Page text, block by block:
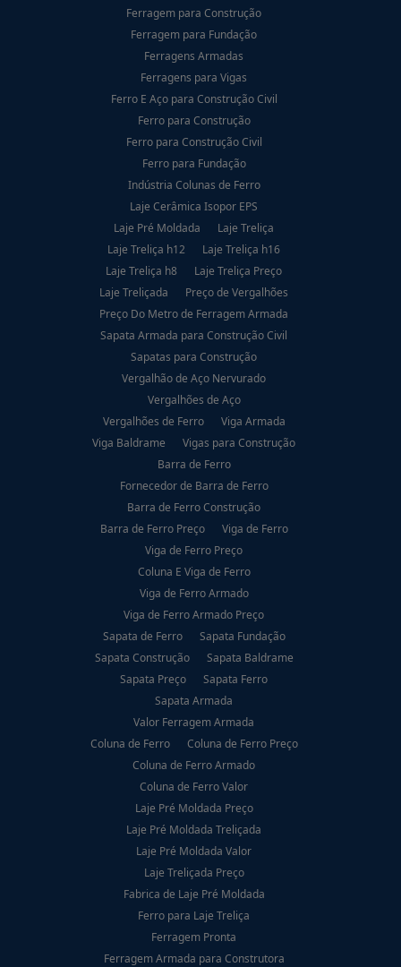
Ferragem para Construção
Ferragem para Fundação
Ferragens Armadas
Ferragens para Vigas
Ferro E Aço para Construção Civil
Ferro para Construção
Ferro para Construção Civil
Ferro para Fundação
Indústria Colunas de Ferro
Laje Cerâmica Isopor EPS
Laje Pré Moldada
Laje Treliça
Laje Treliça h12
Laje Treliça h16
Laje Treliça h8
Laje Treliça Preço
Laje Treliçada
Preço de Vergalhões
Preço Do Metro de Ferragem Armada
Sapata Armada para Construção Civil
Sapatas para Construção
Vergalhão de Aço Nervurado
Vergalhões de Aço
Vergalhões de Ferro
Viga Armada
Viga Baldrame
Vigas para Construção
Barra de Ferro
Fornecedor de Barra de Ferro
Barra de Ferro Construção
Barra de Ferro Preço
Viga de Ferro
Viga de Ferro Preço
Coluna E Viga de Ferro
Viga de Ferro Armado
Viga de Ferro Armado Preço
Sapata de Ferro
Sapata Fundação
Sapata Construção
Sapata Baldrame
Sapata Preço
Sapata Ferro
Sapata Armada
Valor Ferragem Armada
Coluna de Ferro
Coluna de Ferro Preço
Coluna de Ferro Armado
Coluna de Ferro Valor
Laje Pré Moldada Preço
Laje Pré Moldada Treliçada
Laje Pré Moldada Valor
Laje Treliçada Preço
Fabrica de Laje Pré Moldada
Ferro para Laje Treliça
Ferragem Pronta
Ferragem Armada para Construtora